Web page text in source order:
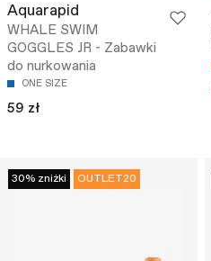
Aquarapid
WHALE SWIM
GOGGLES JR - Zabawki
do nurkowania
ONE SIZE
59 zł
30% zniżki OUTLET20